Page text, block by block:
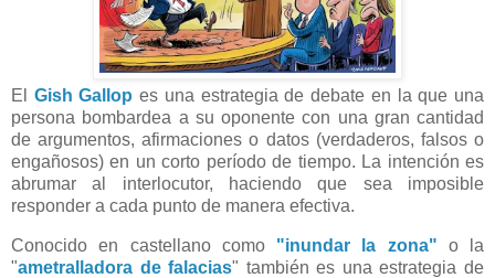
El Gish Gallop es una estrategia de debate en la que una
persona bombardea a su oponente con una gran cantidad
de argumentos, afirmaciones o datos (verdaderos, falsos o
engañosos) en un corto período de tiempo. La intención es
abrumar al interlocutor, haciendo que sea imposible
responder a cada punto de manera efectiva.
Conocido en castellano como "inundar la zona" o la
"ametralladora de falacias" también es una estrategia de